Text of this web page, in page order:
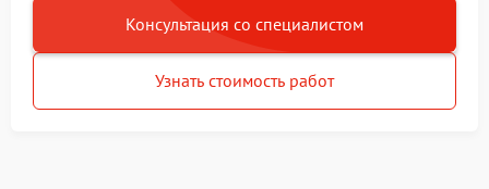
Консультация со специалистом
Узнать стоимость работ